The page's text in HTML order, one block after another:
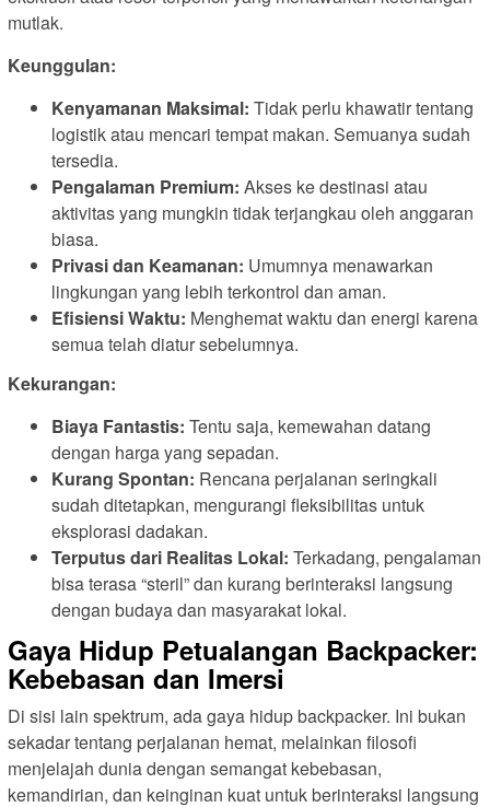
mutlak.
Keunggulan:
Kenyamanan Maksimal: Tidak perlu khawatir tentang
logistik atau mencari tempat makan. Semuanya sudah
tersedia.
Pengalaman Premium: Akses ke destinasi atau
aktivitas yang mungkin tidak terjangkau oleh anggaran
biasa.
Privasi dan Keamanan: Umumnya menawarkan
lingkungan yang lebih terkontrol dan aman.
Efisiensi Waktu: Menghemat waktu dan energi karena
semua telah diatur sebelumnya.
Kekurangan:
Biaya Fantastis: Tentu saja, kemewahan datang
dengan harga yang sepadan.
Kurang Spontan: Rencana perjalanan seringkali
sudah ditetapkan, mengurangi fleksibilitas untuk
eksplorasi dadakan.
Terputus dari Realitas Lokal: Terkadang, pengalaman
bisa terasa “steril” dan kurang berinteraksi langsung
dengan budaya dan masyarakat lokal.
Gaya Hidup Petualangan Backpacker:
Kebebasan dan Imersi
Di sisi lain spektrum, ada gaya hidup backpacker. Ini bukan
sekadar tentang perjalanan hemat, melainkan filosofi
menjelajah dunia dengan semangat kebebasan,
kemandirian, dan keinginan kuat untuk berinteraksi langsung